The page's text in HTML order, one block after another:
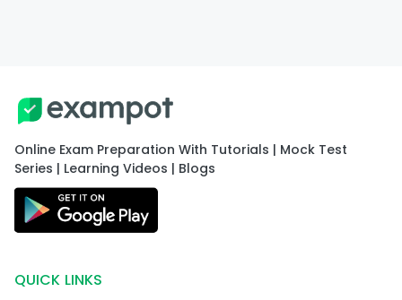
Online Exam Preparation With Tutorials | Mock Test
Series | Learning Videos | Blogs
QUICK LINKS